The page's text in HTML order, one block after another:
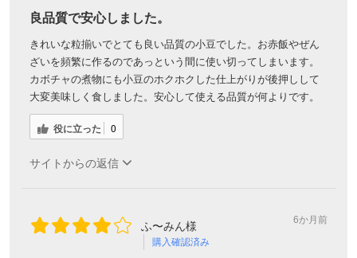
良品質で安心しました。
きれいな粒揃いでとても良い品質の小豆でした。お赤飯やぜん
ざいを頻繁に作るのであっという間に使い切ってしまいます。
カボチャの煮物にも小豆のホクホクした仕上がりが後押しして
大変美味しく食しました。安心して使える品質が何よりです。
役に立った 0
サイトからの返信
ふ〜みん様
購入確認済み
6か月前